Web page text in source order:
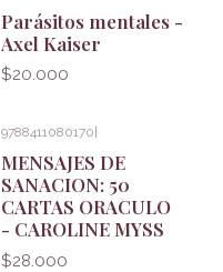
Parásitos mentales -
Axel Kaiser
$20.000
9788411080170
MENSAJES DE
SANACION: 50
CARTAS ORACULO
- CAROLINE MYSS
$28.000